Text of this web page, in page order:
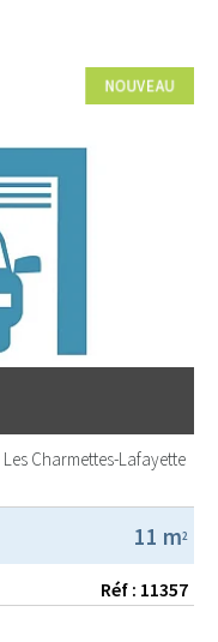
Les Charmettes-Lafayette
11 m2
Réf : 11357